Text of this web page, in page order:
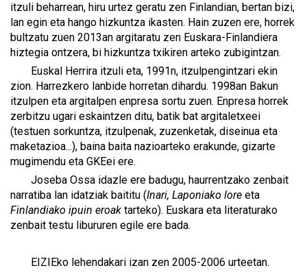
itzuli beharrean, hiru urtez geratu zen Finlandian, bertan bizi,
lan egin eta hango hizkuntza ikasten. Hain zuzen ere, horrek
bultzatu zuen 2013an argitaratu zen Euskara-Finlandiera
hiztegia ontzera, bi hizkuntza txikiren arteko zubigintzan.
Euskal Herrira itzuli eta, 1991n, itzulpengintzari ekin
zion. Harrezkero lanbide horretan dihardu. 1998an Bakun
itzulpen eta argitalpen enpresa sortu zuen. Enpresa horrek
zerbitzu ugari eskaintzen ditu, batik bat argitaletxeei
(testuen sorkuntza, itzulpenak, zuzenketak, diseinua eta
maketazioa...), baina baita nazioarteko erakunde, gizarte
mugimendu eta GKEei ere.
Joseba Ossa idazle ere badugu, haurrentzako zenbait
narratiba lan idatziak baititu (Inari, Laponiako lore eta
Finlandiako ipuin eroak tarteko). Euskara eta literaturako
zenbait testu libururen egile ere bada.
EIZIEko lehendakari izan zen 2005-2006 urteetan.